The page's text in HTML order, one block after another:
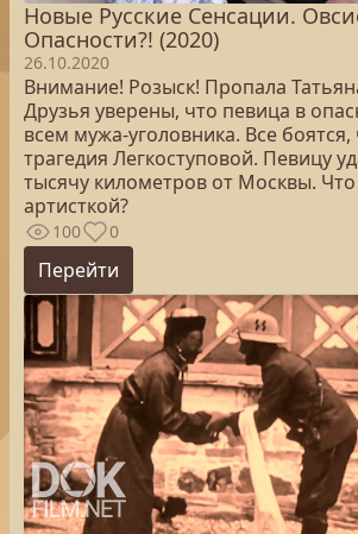
Новые Русские Сенсации.
Опасности?! (2020)
26.10.2020
Внимание! Розыск! Пропала
Друзья уверены, что певица в
всем мужа-уголовника. Все
трагедия Легкоступовой. Певицу
тысячу километров от Москвы. Что
артисткой?
100 0
Перейти